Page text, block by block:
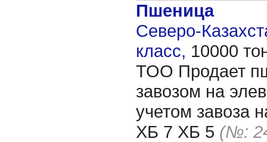
Пшеница
Северо-
класс, 10000
ТОО Продает
завозом на
учетом завоза
ХБ 7 ХБ 5 (№: